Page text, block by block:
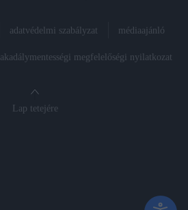
adatvédelmi szabályzat médiaajánló
akadálymentességi megfelelőségi nyilatkozat
Lap tetejére